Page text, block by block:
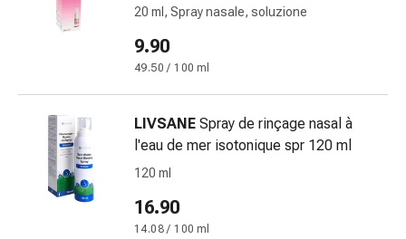
occhi
occhi
Igiene
oculare
Cuore
e
circolazione
Terapia
20 ml, Spray nasale, soluzione
9.90
49.50 / 100 ml
LIVSANE Spray de rinçage nasal à
l'eau de mer isotonique spr 120 ml
120 ml
16.90
14.08 / 100 ml